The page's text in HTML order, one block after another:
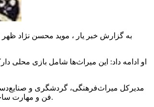
او ادامه داد: این میراث‌ها شامل بازی
مدیرکل میراث‌فرهنگی، گردشگری و
فن و مهارت ساخت خمچک سنتی، تیر و تخته، تخته وردنه و مهارت بافت شیردنگ و وریس از دیگر میراثی است که در فهرست ملی میراث‌فرهنگی ناملموس به ثبت رسیده است.